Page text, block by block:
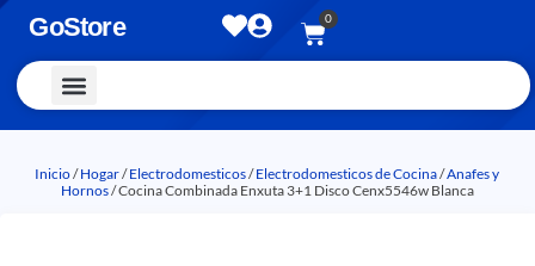
GoStore 0
Inicio/Hogar/Electrodomesticos/Electrodomesticos de Cocina/Anafes y
Hornos/ Cocina Combinada Enxuta 3+1 Disco Cenx5546w Blanca